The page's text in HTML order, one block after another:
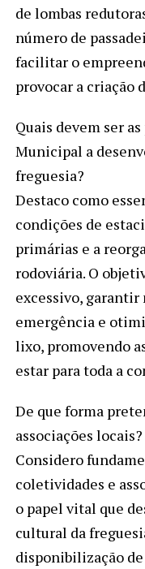
de lombas
número de
facilitar o
provocar a criação
Quais devem ser
Municipal a
freguesia?
Destaco como
condições de
primárias e a
rodoviária. O
excessivo, garantir
emergência e
lixo, promovendo
estar para toda a
De que forma
associações locais?
Considero
coletividades e
o papel vital que
cultural da
disponibilização